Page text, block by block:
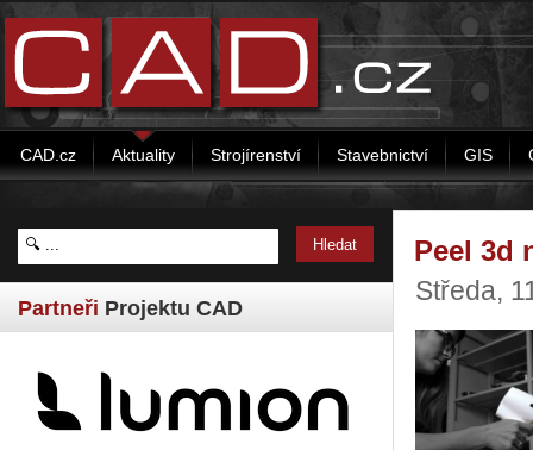
CAD.cz Aktuality Strojírenství Stavebnictví GIS
Partneři Projektu CAD
Peel 3d
Středa,